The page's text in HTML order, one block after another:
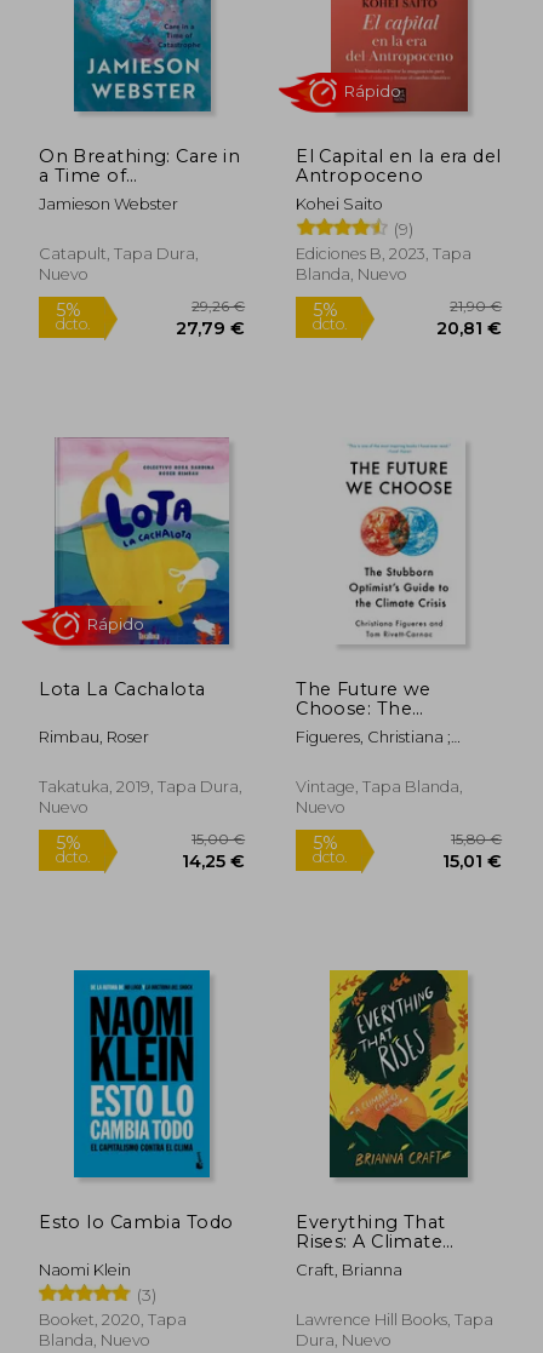
dcto. 28,41 €
Rápido
dcto.
On Breathing: Care in
a Time of
Catastrophe (en
Inglés)
Jamieson Webster
Catapult, Tapa Dura,
Nuevo
dcto.
El Capital en la era del
Antropoceno
Kohei Saito
(9)
Ediciones B, 2023, Tapa
Blanda, Nuevo
5%
dcto.
Rápido
Lota La Cachalota
Rimbau, Roser
Takatuka, 2019, Tapa Dura,
Nuevo
The Future we
Choose: The
Stubborn Optimist'S
Guide to the Climate
Figueres, Christiana ;
Vintage, Tapa Blanda,
Nuevo
Esto lo Cambia Todo
Naomi Klein
(3)
Booket, 2020, Tapa
Blanda, Nuevo
Everything That
Rises: A Climate
Change Memoir (en
Inglés)
Craft, Brianna
Lawrence Hill Books, Tapa
Dura, Nuevo